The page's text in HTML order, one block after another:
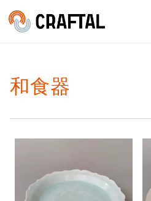
会員登録・ログイン
和食器